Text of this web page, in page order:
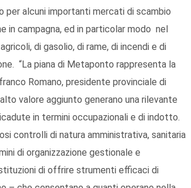
per alcuni importanti mercati di scambio
in campagna, ed in particolar modo nel
di gasolio, di rame, di incendi e di
“La piana di Metaponto rappresenta la
Romano, presidente provinciale di
valore aggiunto generano una rilevante
in termini occupazionali e di indotto.
controlli di natura amministrativa, sanitaria
di organizzazione gestionale e
di offrire strumenti efficaci di